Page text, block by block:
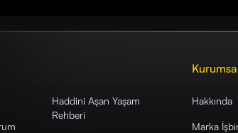
Haddini Aşan Yaşam
Rehberi
Hakkında
Marka